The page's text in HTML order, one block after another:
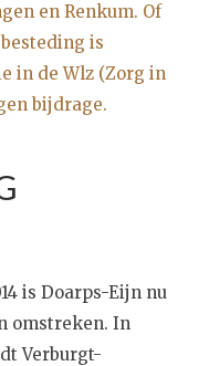
en Renkum. Of
is
in de Wlz (Zorg in
bijdrage.
is Doarps-Eijn nu
omstreken. In
Verburgt-